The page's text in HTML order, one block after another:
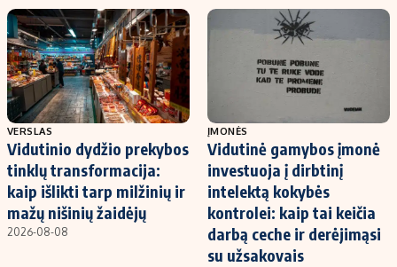
VERSLAS
Vidutinio dydžio prekybos
tinklų transformacija:
kaip išlikti tarp milžinių ir
mažų nišinių žaidėjų
2026-08-08
ĮMONĖS
Vidutinė gamybos įmonė
investuoja į dirbtinį
intelektą kokybės
kontrolei: kaip tai keičia
darbą ceche ir derėjimąsi
su užsakovais